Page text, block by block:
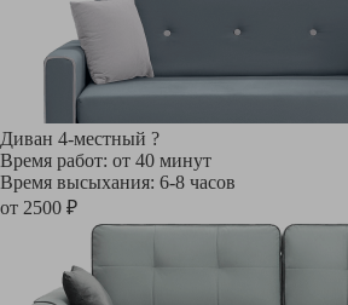
Диван 4-местный ?
Время работ: от 40 минут
Время высыхания: 6-8 часов
от 2500 ₽